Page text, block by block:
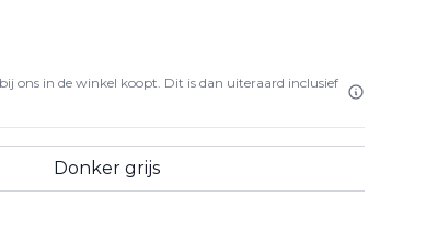
ons in de winkel koopt. Dit is dan uiteraard inclusief
Donker grijs